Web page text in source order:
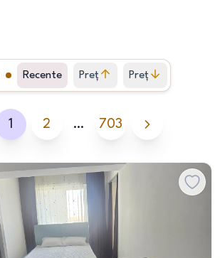
Recente Preț
crescător
Preț
descrescător
1 2 … 703